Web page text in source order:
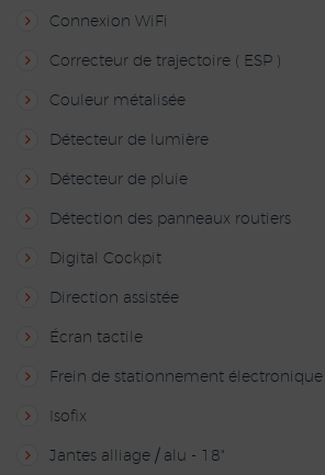
Connexion WiFi
Correcteur de trajectoire ( ESP )
Couleur métalisée
Détecteur de lumière
Détecteur de pluie
Détection des panneaux routiers
Digital Cockpit
Direction assistée
Écran tactile
Frein de stationnement électronique
Isofix
Jantes alliage / alu - 18"